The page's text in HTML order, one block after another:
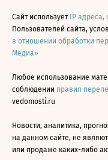
Сайт использует IP
Пользователей сайта,
в отношении обработки
Медиа»
Любое использование
соблюдении правил
vedomosti.ru
Новости, аналитика,
на данном сайте, не
или продаже каких-либо